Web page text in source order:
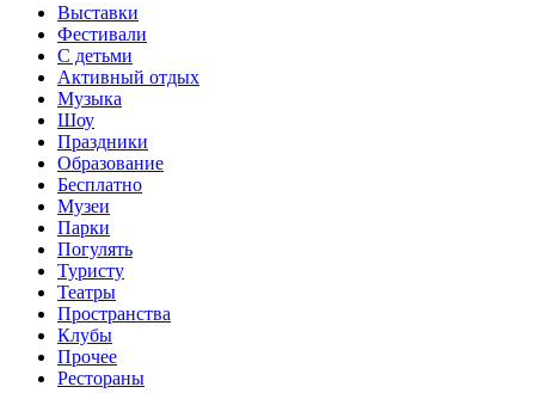
Выставки
Фестивали
С детьми
Активный отдых
Музыка
Шоу
Праздники
Образование
Бесплатно
Музеи
Парки
Погулять
Туристу
Театры
Пространства
Клубы
Прочее
Рестораны